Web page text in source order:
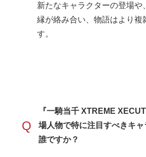
新たなキャラクターの登場や
縁が絡み合い、物語はより複
す。
Q
『一騎当千 XTREME
場人物で特に注目すべきキャ
誰ですか？